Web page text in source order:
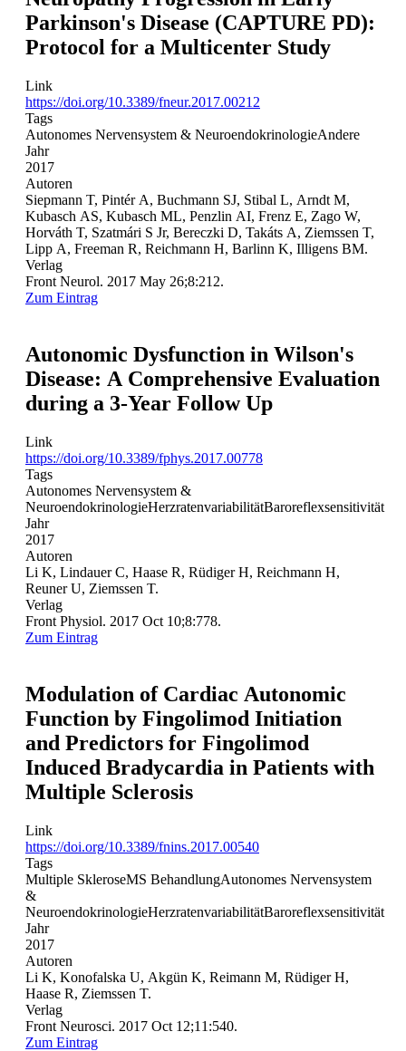
Parkinson's Disease (CAPTURE PD):
Protocol for a Multicenter Study
Link
https://doi.org/10.3389/fneur.2017.00212
Tags
Autonomes Nervensystem & NeuroendokrinologieAndere
Jahr
2017
Autoren
Siepmann T, Pintér A, Buchmann SJ, Stibal L, Arndt M,
Kubasch AS, Kubasch ML, Penzlin AI, Frenz E, Zago W,
Horváth T, Szatmári S Jr, Bereczki D, Takáts A, Ziemssen T,
Lipp A, Freeman R, Reichmann H, Barlinn K, Illigens BM.
Verlag
Front Neurol. 2017 May 26;8:212.
Zum Eintrag
Autonomic Dysfunction in Wilson's
Disease: A Comprehensive Evaluation
during a 3-Year Follow Up
Link
https://doi.org/10.3389/fphys.2017.00778
Tags
Autonomes Nervensystem &
NeuroendokrinologieHerzratenvariabilitätBaroreflexsensitivität
Jahr
2017
Autoren
Li K, Lindauer C, Haase R, Rüdiger H, Reichmann H,
Reuner U, Ziemssen T.
Verlag
Front Physiol. 2017 Oct 10;8:778.
Zum Eintrag
Modulation of Cardiac Autonomic
Function by Fingolimod Initiation
and Predictors for Fingolimod
Induced Bradycardia in Patients with
Multiple Sclerosis
Link
https://doi.org/10.3389/fnins.2017.00540
Tags
Multiple SkleroseMS BehandlungAutonomes Nervensystem
&
NeuroendokrinologieHerzratenvariabilitätBaroreflexsensitivität
Jahr
2017
Autoren
Li K, Konofalska U, Akgün K, Reimann M, Rüdiger H,
Haase R, Ziemssen T.
Verlag
Front Neurosci. 2017 Oct 12;11:540.
Zum Eintrag